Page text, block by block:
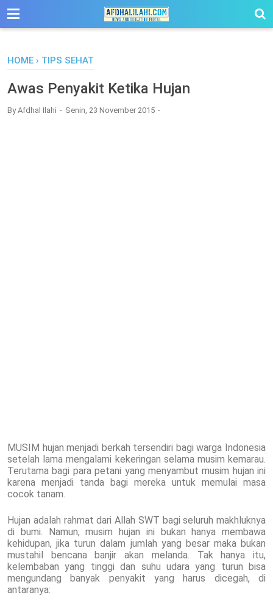
-->
HOME › TIPS SEHAT
Awas Penyakit Ketika Hujan
ByAfdhal Ilahi Senin, 23 November 2015
MUSIM hujan menjadi berkah tersendiri bagi warga Indonesia
setelah lama mengalami kekeringan selama musim kemarau.
Terutama bagi para petani yang menyambut musim hujan ini
karena menjadi tanda bagi mereka untuk memulai masa
cocok tanam.
Hujan adalah rahmat dari Allah SWT bagi seluruh makhluknya
di bumi. Namun, musim hujan ini bukan hanya membawa
kehidupan, jika turun dalam jumlah yang besar maka bukan
mustahil bencana banjir akan melanda. Tak hanya itu,
kelembaban yang tinggi dan suhu udara yang turun bisa
mengundang banyak penyakit yang harus dicegah, di
antaranya: